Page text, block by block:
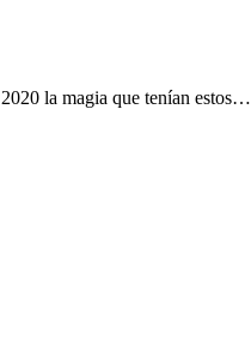
la magia que tenían estos…